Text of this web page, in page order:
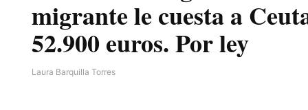
migrante le cuesta a
52.900 euros. Por ley
Laura Barquilla Torres